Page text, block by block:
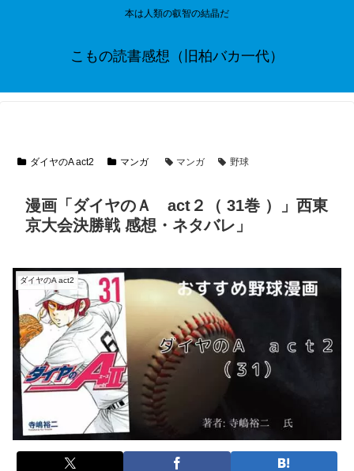
本は人類の叡智の結晶だ
こもの読書感想（旧柏バカ一代）
ダイヤのA act2 マンガ マンガ 野球
漫画「ダイヤのＡ act２（ 31巻 ）」西東
京大会決勝戦 感想・ネタバレ」
ダイヤのA act2